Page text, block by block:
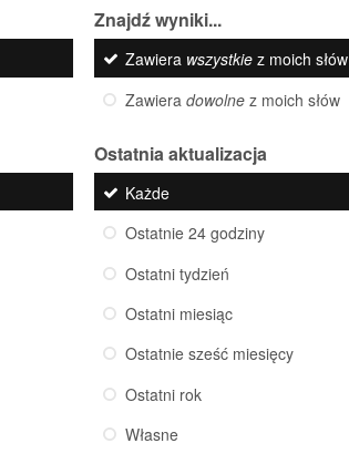
Znajdź wyniki...
Zawiera wszystkiez moich słów
Zawiera dowolnez moich słów
Ostatnia aktualizacja
Każde
Ostatnie 24 godziny
Ostatni tydzień
Ostatni miesiąc
Ostatnie sześć miesięcy
Ostatni rok
Własne